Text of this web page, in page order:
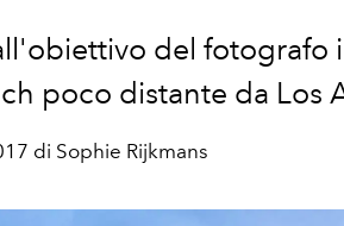
del fotografo
poco distante da Los
di Sophie Rijkmans